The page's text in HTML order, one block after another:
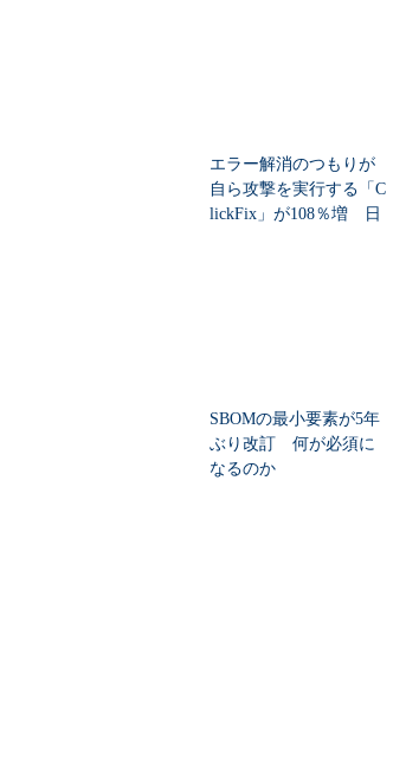
エラー解消のつもりが
自ら攻撃を実行する「C
lickFix」が108％増 日
SBOMの最小要素が5年
ぶり改訂 何が必須に
なるのか